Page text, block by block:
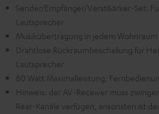
Sender/Empfänger/Verst&ärker-Set:
Lautsprecher
Musikübertragung in jedem
Drahtlose Rückraumbeschallung für
Lautsprecher
80 Watt Maximalleistung,
Hinweis: der AV-Receiver muss
Rear-Kanäle verfügen, ansonsten ist